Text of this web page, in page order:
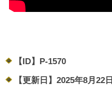
【ID】 P-1570
【更新日】 2025年8月22日